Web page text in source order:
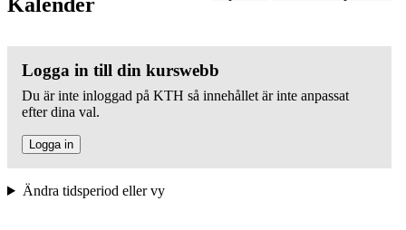
Logga in till din kurswebb
Du är inte inloggad på KTH så innehållet är inte anpassat
efter dina val.
Logga in
Ändra tidsperiod eller vy